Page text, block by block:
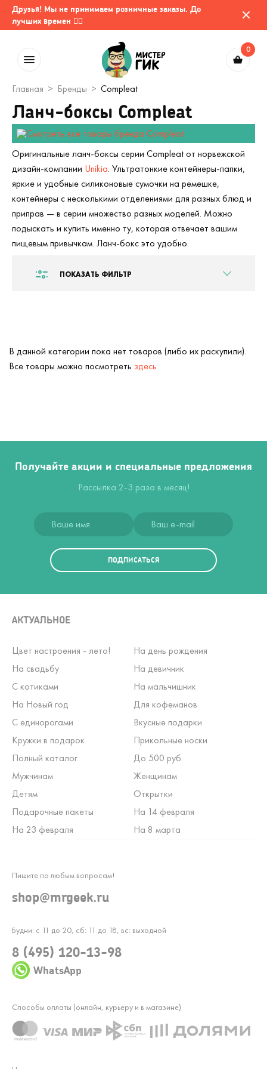
Друзья! Мы не принимаем розничные заказы. До
лучших времен 🤷‍♂️
0
Главная Бренды Compleat
Ланч-боксы Compleat
Оригинальные ланч-боксы серии Compleat от норвежской
дизайн-компании Unikia. Ультратонкие контейнеры-папки,
яркие и удобные силиконовые сумочки на ремешке,
контейнеры с несколькими отделениями для разных блюд и
приправ — в серии множество разных моделей. Можно
подыскать и купить именно ту, которая отвечает вашим
пищевым привычкам. Ланч-бокс это удобно.
ПОКАЗАТЬ ФИЛЬТР
В данной категории пока нет товаров (либо их раскупили).
Все товары можно посмотреть здесь
Получайте акции и специальные предложения
Рассылка 2-3 раза в месяц!
ПОДПИСАТЬСЯ
АКТУАЛЬНОЕ
Цвет настроения - лето!
На день рождения
На свадьбу
На девичник
С котиками
На мальчишник
На Новый год
Для кофеманов
С единорогами
Вкусные подарки
Кружки в подарок
Прикольные носки
Полный каталог
До 500 руб.
Мужчинам
Женщинам
Детям
Открытки
Подарочные пакеты
На 14 февраля
На 23 февраля
На 8 марта
Будни: с 11 до 20, сб: 11 до 18, вс: выходной
8 (495) 120-13-98
WhatsApp
Пишите по любым вопросам!
shop@mrgeek.ru
Способы оплаты (онлайн, курьеру и в магазине)